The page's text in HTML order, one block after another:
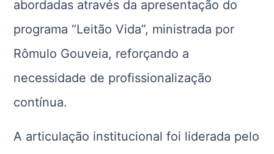
abordadas através da apresentação do
programa “Leitão Vida”, ministrada por
Rômulo Gouveia, reforçando a
necessidade de profissionalização
contínua.
A articulação institucional foi liderada pelo